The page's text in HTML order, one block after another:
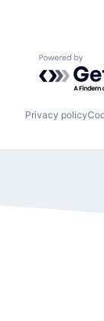
Powered
Privacy policy